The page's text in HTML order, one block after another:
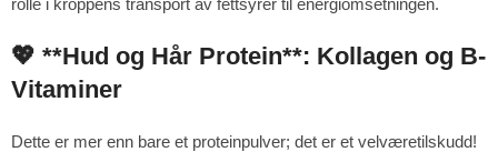
💖 **Hud og Hår Protein**: Kollagen og B-
Vitaminer
Dette er mer enn bare et proteinpulver; det er et velværetilskudd!